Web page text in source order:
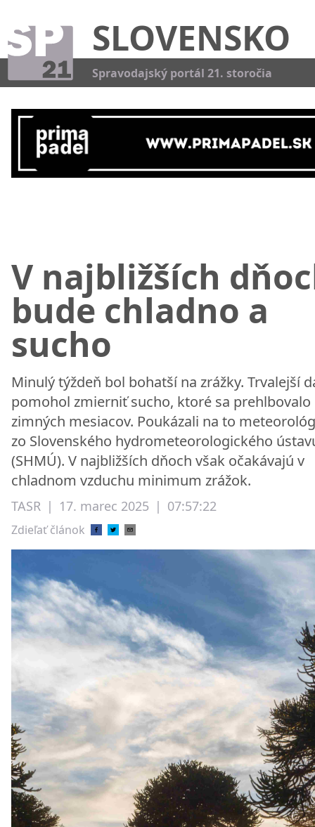
SLOVENSKO
Spravodajský portál 21. storočia
V najbližších
bude chladno a
sucho
Minulý týždeň bol bohatší na zrážky. Trvalejší
pomohol zmierniť sucho, ktoré sa prehlbovalo
zimných mesiacov. Poukázali na to
zo Slovenského hydrometeorologického
(SHMÚ). V najbližších dňoch však očakávajú v
chladnom vzduchu minimum zrážok.
TASR | 17. marec 2025 | 07:57:22
Zdieľať článok